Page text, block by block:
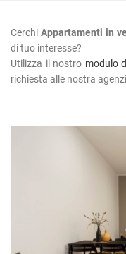
Cerchi Appartamenti in
di tuo interesse?
Utilizza il nostro modulo
richiesta alle nostra